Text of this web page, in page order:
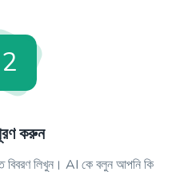
2
করুন
বিবরণ লিখুন। AI কে বলুন আপনি কি